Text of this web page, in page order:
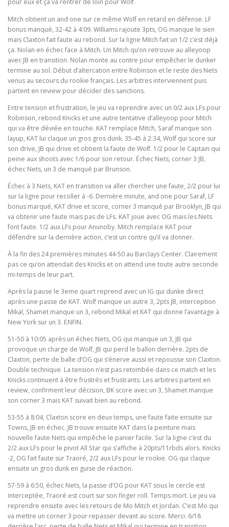
pour eux et ça va rentrer de loin pour Wolf.
Mitch obtient un and one sur ce même Wolf en retard en défense. LF
bonus manqué, 32-42 à 4:09. Williams rajoute 3pts, OG manque le sien
mais Claxton fait faute au rebond. Sur la ligne Mitch fait un 1/2 c’est déjà
ça. Nolan en échec face à Mitch. Un Mitch qu’on retrouve au alleyoop
avec JB en transition. Nolan monte au contre pour empêcher le dunker
termine au sol. Début d’altercation entre Robinson et le reste des Nets
venus au secours du rookie français. Les arbitres interviennent puis
partent en review pour décider des sanctions.
Entre tension et frustration, le jeu va reprendre avec un 0/2 aux LFs pour
Robinson, rebond Knicks et une autre tentative d’alleyoop pour Mitch
qui va être déviée en touche. KAT remplace Mitch, Saraf manque son
layup, KAT lui claque un gros gros dunk. 35-45 à 2:34, Wolf qui score sur
son drive, JB qui drive et obtient la faute de Wolf. 1/2 pour le Captain qui
peine aux shoots avec 1/6 pour son retour. Échec Nets, corner 3 JB,
échec Nets, un 3 de manqué par Brunson.
Échec à 3 Nets, KAT en transition va aller chercher une faute, 2/2 pour lui
sur la ligne pour recoller à -6. Dernière minute, and one pour Saraf, LF
bonus marqué, KAT drive et score, corner 3 manqué par Brooklyn, JB qui
va obtenir une faute mais pas de LFs. KAT joue avec OG mais les Nets
font faute. 1/2 aux LFs pour Anunoby. Mitch remplace KAT pour
défendre sur la dernière action, c’est un contre qu’il va donner.
À la fin des 24 premières minutes 44-50 au Barclays Center. Clairement
pas ce qu’on attendait des Knicks et on attend une toute autre seconde
mi-temps de leur part.
Après la pause le 3eme quart reprend avec un IG qui dunke direct
après une passe de KAT. Wolf manque un autre 3, 2pts JB, interception
Mikal, Shamet manque un 3, rebond Mikal et KAT qui donne l’avantage à
New York sur un 3. ENFIN.
51-50 à 10:05 après un échec Nets, OG qui manque un 3, JB qui
provoque un charge de Wolf, JB qui perd le ballon derrière. 2pts de
Claxton, perte de balle d’OG qui s’énerve aussi et repousse son Claxton.
Double technique. La tension n’est pas retombée dans ce match et les
Knicks continuent à être frustrés et frustrants. Les arbitres partent en
review, confirment leur décision, BK score avec un 3, Shamet manque
son corner 3 mais KAT suivait bien au rebond.
53-55 à 8:04, Claxton score en deux temps, une faute faite ensuite sur
Towns, JB en échec. JB trouve ensuite KAT dans la peinture mais
nouvelle faute Nets qui empêche le panier facile. Sur la ligne c’est du
2/2 aux LFs pour le pivot All Star qui s’affiche à 20pts/11rbds alors. Knicks
-2, OG fait faute sur Traoré, 2/2 aux LFs pour le rookie. OG qui claque
ensuite un gros dunk en guise de réaction.
57-59 à 6:50, échec Nets, la passe d’OG pour KAT sous le cercle est
interceptée, Traoré est court sur son finger roll. Temps mort. Le jeu va
reprendre ensuite avec les retours de Mo Mitch et Jordan. C’est Mo qui
va mettre un corner 3 pour repasser devant au score. Merci. 6/18